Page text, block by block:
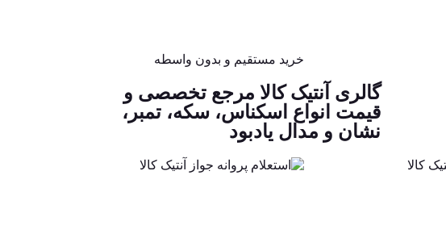
خرید مستقیم و بدون واسطه
گالری آنتیک کالا مرجع تخصصی و
قیمت انواع اسکناس، سکه، تمبر،
نشان و مدال یادبود